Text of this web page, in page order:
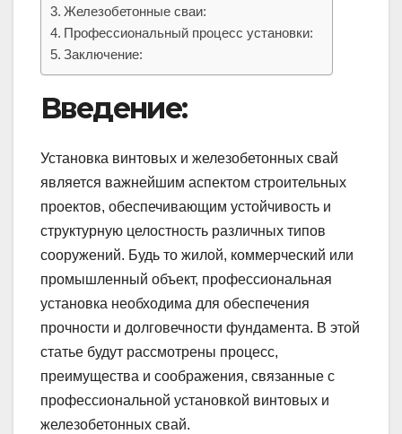
Железобетонные сваи:
Профессиональный процесс установки:
Заключение:
Введение:
Установка винтовых и железобетонных свай
является важнейшим аспектом строительных
проектов, обеспечивающим устойчивость и
структурную целостность различных типов
сооружений. Будь то жилой, коммерческий или
промышленный объект, профессиональная
установка необходима для обеспечения
прочности и долговечности фундамента. В этой
статье будут рассмотрены процесс,
преимущества и соображения, связанные с
профессиональной установкой винтовых и
железобетонных свай.